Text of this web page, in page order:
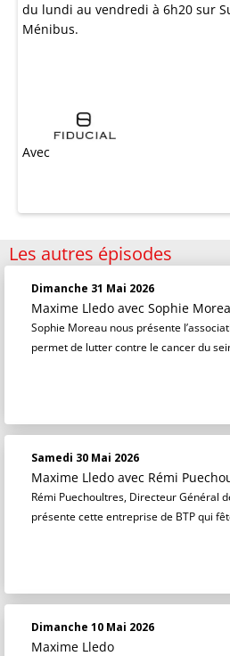
du lundi au vendredi à 6h20 sur
Ménibus.
Avec
Les autres épisodes
Dimanche 31 Mai 2026
Maxime Lledo avec Sophie
Sophie Moreau nous présente
permet de lutter contre le cancer du
Samedi 30 Mai 2026
Maxime Lledo avec Rémi
Rémi Puechoultres, Directeur Général
présente cette entreprise de BTP qui
Dimanche 10 Mai 2026
Maxime Lledo